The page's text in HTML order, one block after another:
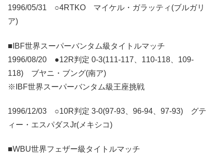
1996/05/31 ○4RTKO マイケル・ガラッティ(ブルガリ
ア)
■IBF世界スーパーバンタム級タイトルマッチ
1996/08/20 ●12R判定 0-3(111-117、110-118、109-
118) ブヤニ・ブング(南ア)
※IBF世界スーパーバンタム級王座挑戦
1996/12/03 ○10R判定 3-0(97-93、96-94、97-93) グテ
ィー・エスパダスJr(メキシコ)
■WBU世界フェザー級タイトルマッチ